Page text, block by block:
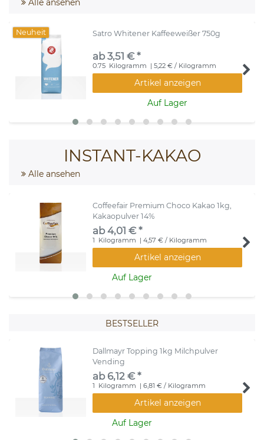
Neuheit Satro Whitener Kaffeeweißer 750g
ab 3,51 € *
0.75 Kilogramm | 5,22 € / Kilogramm
Artikel anzeigen
Auf Lager
INSTANT-KAKAO
Alle ansehen
Coffeefair Premium Choco Kakao 1kg,
Kakaopulver 14%
ab 4,01 € *
1 Kilogramm | 4,57 € / Kilogramm
Artikel anzeigen
Auf Lager
BESTSELLER
Dallmayr Topping 1kg Milchpulver
Vending
ab 6,12 € *
1 Kilogramm | 6,81 € / Kilogramm
Artikel anzeigen
Auf Lager